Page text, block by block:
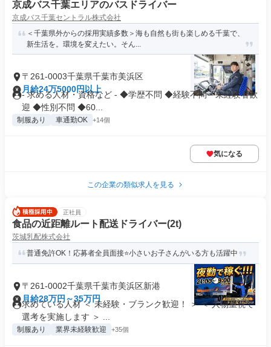
京成バス千葉エリアのバスドライバー
京成バス千葉セントラル株式会社
＜千葉県外からの採用実績多数＞海も自然も街も楽しめる千葉で、
新生活を。環境を変えたい。そん...
〒261-0003千葉県千葉市美浜区
月給24万5000円以上
- 求める人材・資格など - ◆学歴不問 ◆経験不問・未経験者歓
迎 ◆性別不問 ◆60...
制服あり 車通勤OK +14個
気になる
この企業の類似求人を見る
正社員
食品の近距離ルート配送ドライバー(2t)
茨城乳配株式会社
普通免許OK！応募者全員面接⭐小さいお子さんがいる方も活躍中
〒261-0002千葉県千葉市美浜区新港
月給28万円～35万円
求めている人材 ＜ 未経験・ブランク歓迎！ ＞ ＜ 人物重視で
選考を実施します ＞ ...
制服あり 業界未経験歓迎 +35個